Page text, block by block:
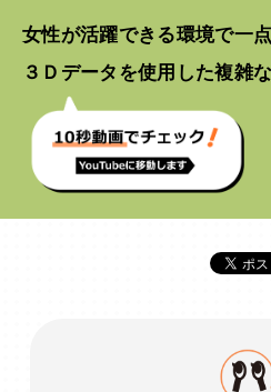
女性が活躍できる環境で一
３Ｄデータを使用した複雑